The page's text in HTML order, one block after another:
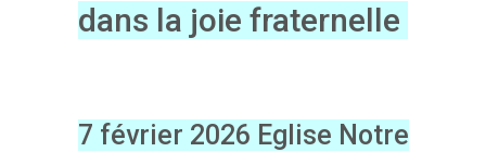
dans la joie fraternelle
7 février 2026 Eglise Notre